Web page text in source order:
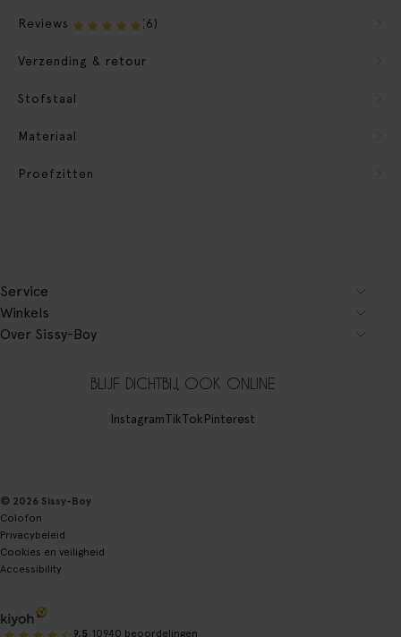
Reviews (6)
Verzending & retour
Stofstaal
Materiaal
Proefzitten
Service
Winkels
Over Sissy-Boy
BLIJF DICHTBIJ, OOK ONLINE
InstagramTikTokPinterest
© 2026 Sissy-Boy
Colofon
Privacybeleid
Cookies en veiligheid
Accessibility
9.5 10940 beoordelingen